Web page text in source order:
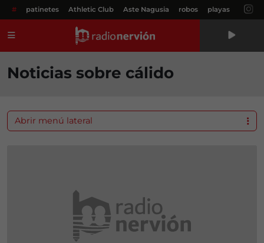
# patinetes Athletic Club Aste Nagusia robos playas
Noticias sobre cálido
Abrir menú lateral